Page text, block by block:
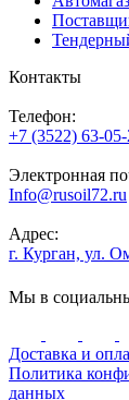
Контакты
Телефон:
+7 (3522) 63-
Электронная
Info@rusoil72.ru
Адрес:
г. Курган, ул.
Мы в
Доставка и
Политика
данных